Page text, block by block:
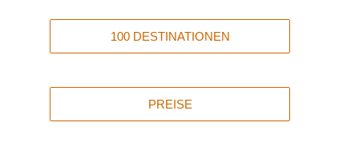
100 DESTINATIONEN
PREISE